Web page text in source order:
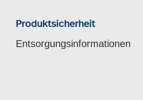
Produktsicherheit
Entsorgungsinformationen